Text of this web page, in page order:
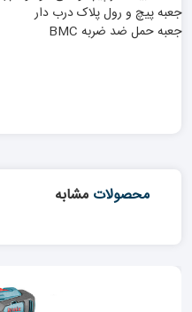
جعبه پیچ و رول پلاک درب دار
جعبه حمل ضد ضربه BMC
محصولات مشابه